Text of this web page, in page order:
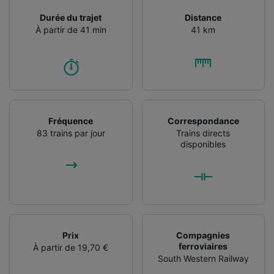
Durée du trajet
À partir de 41 min
Distance
41 km
Fréquence
83 trains par jour
Correspondance
Trains directs
disponibles
Prix
À partir de 19,70 €
Compagnies
ferroviaires
South Western Railway
informations sur un appareil. Publicités et
contenu personnalisés, mesure de
performance des publicités et du contenu,
services.
Liste de nos partenaires (fournisseurs)